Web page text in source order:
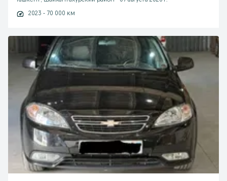
2023 - 70 000 км